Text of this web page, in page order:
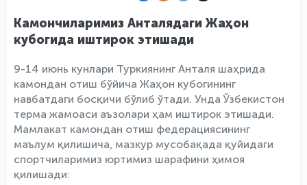
Камончиларимиз Анталядаги Жаҳон
кубогида иштирок этишади
9-14 июнь кунлари Туркиянинг Анталя шаҳрида
камондан отиш бўйича Жаҳон кубогининг
навбатдаги босқичи бўлиб ўтади. Унда Ўзбекистон
терма жамоаси аъзолари ҳам иштирок этишади.
Мамлакат камондан отиш федерациясининг
маълум қилишича, мазкур мусобақада қуйидаги
спортчиларимиз юртимиз шарафини ҳимоя
қилишади: